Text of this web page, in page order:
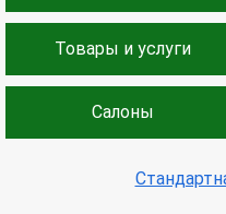
Товары и услуги
Салоны